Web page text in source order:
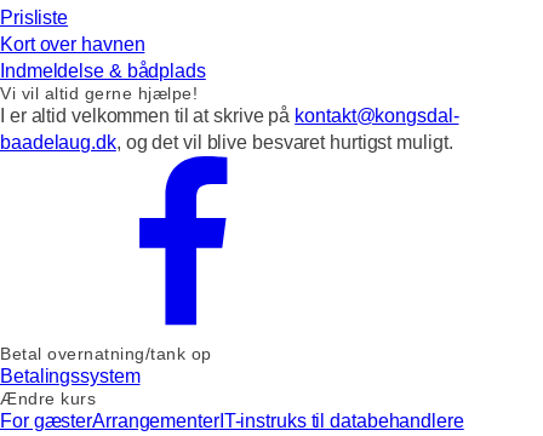
Prisliste
Kort over havnen
Indmeldelse & bådplads
Vi vil altid gerne hjælpe!
I er altid velkommen til at skrive på kontakt@kongsdal-
baadelaug.dk, og det vil blive besvaret hurtigst muligt.
Betal overnatning/tank op
Betalingssystem
Ændre kurs
For gæsterArrangementerIT-instruks til databehandlere